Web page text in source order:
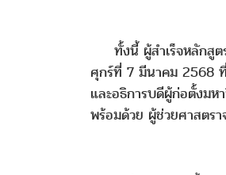
ทั้งนี้ ผู้สำเร็จหลักสูตร
ศุกร์ที่ 7 มีนาคม 2568
และอธิการบดีผู้ก่อตั้งม
พร้อมด้วย ผู้ช่วยศาสตร